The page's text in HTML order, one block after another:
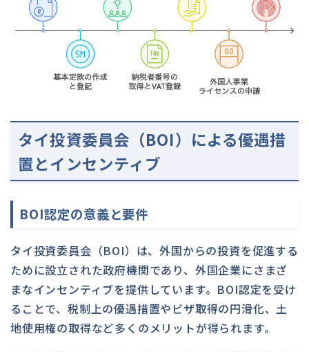
タイ投資委員会（BOI）による優遇措
置とインセンティブ
BOI認定の意義と要件
タイ投資委員会（BOI）は、外国からの投資を促進する
ために設立された政府機関であり、外国企業にさまざ
まなインセンティブを提供しています。BOI認定を受け
ることで、税制上の優遇措置やビザ取得の円滑化、土
地使用権の取得など多くのメリットが得られます。